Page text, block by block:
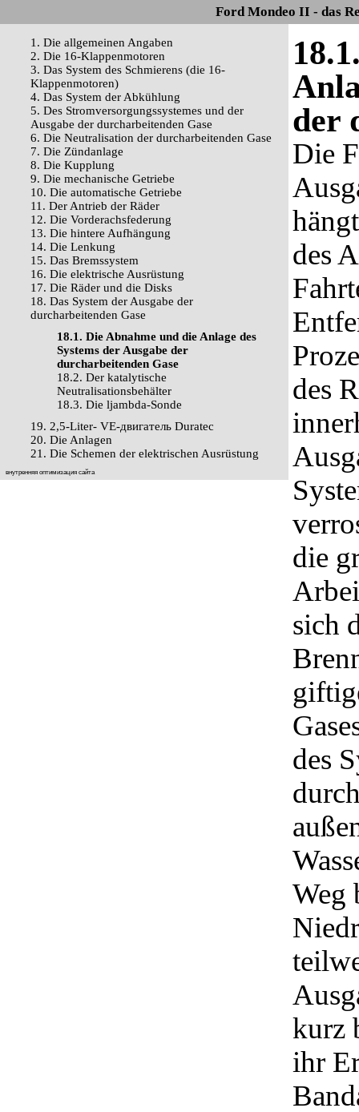
Ford Mondeo II - das
1. Die allgemeinen Angaben
2. Die 16-Klappenmotoren
3. Das System des Schmierens (die 16-
Klappenmotoren)
4. Das System der Abkühlung
5. Des Stromversorgungssystemes und der
Ausgabe der durcharbeitenden Gase
6. Die Neutralisation der durcharbeitenden Gase
7. Die Zündanlage
8. Die Kupplung
9. Die mechanische Getriebe
10. Die automatische Getriebe
11. Der Antrieb der Räder
12. Die Vorderachsfederung
13. Die hintere Aufhängung
14. Die Lenkung
15. Das Bremssystem
16. Die elektrische Ausrüstung
17. Die Räder und die Disks
18. Das System der Ausgabe der
durcharbeitenden Gase
18.1. Die Abnahme und die Anlage des
Systems der Ausgabe der
durcharbeitenden Gase
18.2. Der katalytische
Neutralisationsbehälter
18.3. Die ljambda-Sonde
19. 2,5-Liter- VЕ-двигатель Duratec
20. Die Anlagen
21. Die Schemen der elektrischen Ausrüstung
внутренняя оптимизация сайта
der
Die
des
des
die
sich
des
Weg
kurz
ihr